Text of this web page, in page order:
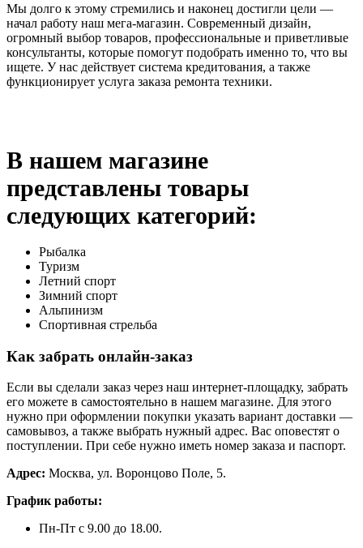
Мы долго к этому стремились и наконец достигли цели —
начал работу наш мега-магазин. Современный дизайн,
огромный выбор товаров, профессиональные и приветливые
консультанты, которые помогут подобрать именно то, что вы
ищете. У нас действует система кредитования, а также
функционирует услуга заказа ремонта техники.
В нашем магазине
представлены товары
следующих категорий:
Рыбалка
Туризм
Летний спорт
Зимний спорт
Альпинизм
Спортивная стрельба
Как забрать онлайн-заказ
Если вы сделали заказ через наш интернет-площадку, забрать
его можете в самостоятельно в нашем магазине. Для этого
нужно при оформлении покупки указать вариант доставки —
самовывоз, а также выбрать нужный адрес. Вас оповестят о
поступлении. При себе нужно иметь номер заказа и паспорт.
Адрес: Москва, ул. Воронцово Поле, 5.
График работы:
Пн-Пт с 9.00 до 18.00.